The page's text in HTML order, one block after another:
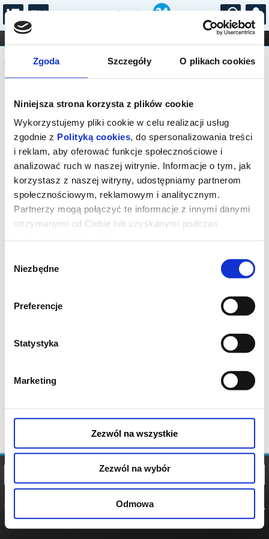
Zgoda Szczegóły O plikach cookies
Niniejsza strona korzysta z plików cookie
Wykorzystujemy pliki cookie w celu realizacji usług
zgodnie z Polityką cookies, do spersonalizowania treści
i reklam, aby oferować funkcje społecznościowe i
analizować ruch w naszej witrynie. Informacje o tym, jak
korzystasz z naszej witryny, udostępniamy partnerom
społecznościowym, reklamowym i analitycznym.
Partnerzy mogą połączyć te informacje z innymi danymi
otrzymanymi od Ciebie lub uzyskanymi podczas
zgody
Niezbędne
Preferencje
Statystyka
Marketing
Zezwól na wszystkie
Zezwól na wybór
Odmowa
...
FILHARMONIA OPERA I BALET
STAND-UP
DLA DZIECI
Komunikat
Sprzedaż on-line została zakończona,
sprawdź dostępność biletów w kasie.
POLITYKA
POLITYKA